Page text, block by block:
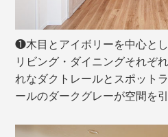
❶木目とアイボリーを中心と
リビング・ダイニングそれぞ
れなダクトレールとスポット
ールのダークグレーが空間を引